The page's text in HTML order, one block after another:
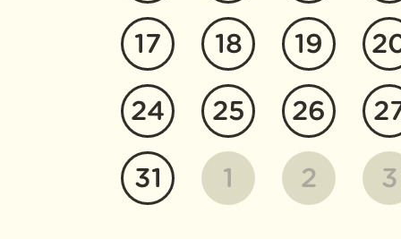
17 18 19
24 25 26
31 1 2 3